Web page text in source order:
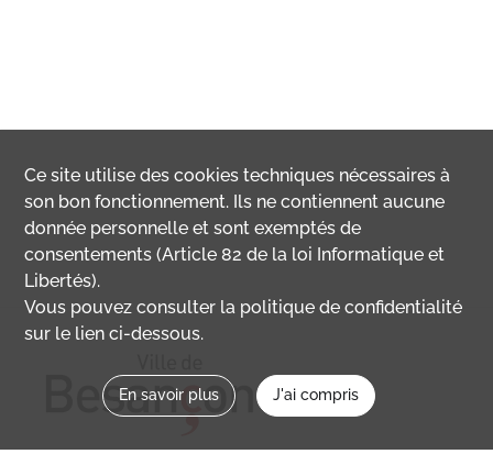
Ce site utilise descookies techniques nécessaires à
son bon fonctionnement. Ils ne contiennent aucune
donnée personnelle et sont exemptés de
consentements (Article 82 de la loi Informatique et
Libertés).
Vous pouvez consulter la politique de confidentialité
sur le lien ci-dessous.
En savoir plus J'ai compris